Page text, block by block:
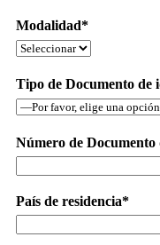
Modalidad*
Tipo de Documento de
Número de
País de residencia*